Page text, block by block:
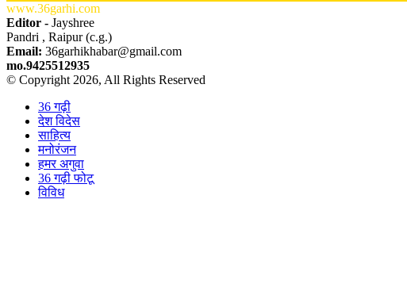
www.36garhi.com
Editor - Jayshree
Pandri , Raipur (c.g.)
Email: 36garhikhabar@gmail.com
mo.9425512935
© Copyright 2026, All Rights Reserved
36 गढ़ी
देश विदेस
साहित्य
मनोरंजन
हमर अगुवा
36 गढ़ी फोटू
विविध